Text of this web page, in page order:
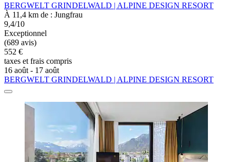
BERGWELT GRINDELWALD | ALPINE DESIGN RESORT
À 11,4 km de : Jungfrau
9,4/10
Exceptionnel
(689 avis)
552 €
taxes et frais compris
16 août - 17 août
BERGWELT GRINDELWALD | ALPINE DESIGN RESORT